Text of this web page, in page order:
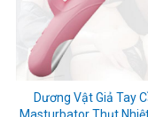
Dương Vật Giả Tay
Masturbator Thụt